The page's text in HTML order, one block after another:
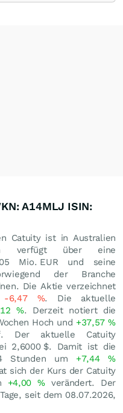
A14MLJ ISIN:
Catuity ist in Australien
verfügt über eine
Mio. EUR und seine
der Branche
Die Aktie verzeichnet
-6,47 %. Die aktuelle
%. Derzeit notiert die
Hoch und +37,57%
Der aktuelle Catuity
2,6000 $. Damit ist die
Stunden um +7,44%
sich der Kurs der Catuity
+4,00%verändert. Der
seit dem 08.07.2026,